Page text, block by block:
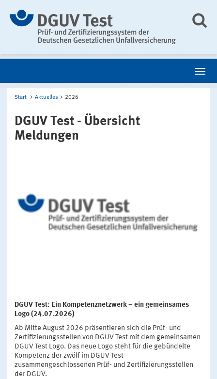
Start Aktuelles 2026
DGUV Test - Übersicht
Meldungen
DGUV Test: Ein Kompetenznetzwerk – ein gemeinsames
Logo (24.07.2026)
Ab Mitte August 2026 präsentieren sich die Prüf- und
Zertifizierungsstellen von DGUV Test mit dem gemeinsamen
DGUV Test Logo. Das neue Logo steht für die gebündelte
Kompetenz der zwölf im DGUV Test
zusammengeschlossenen Prüf- und Zertifizierungsstellen
der DGUV.